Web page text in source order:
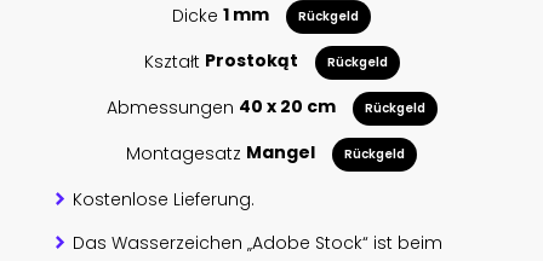
Dicke 1 mm Rückgeld
Kształt Prostokąt Rückgeld
Abmessungen 40 x 20 cm Rückgeld
Montagesatz Mangel Rückgeld
Kostenlose Lieferung.
Das Wasserzeichen „Adobe Stock“ ist beim